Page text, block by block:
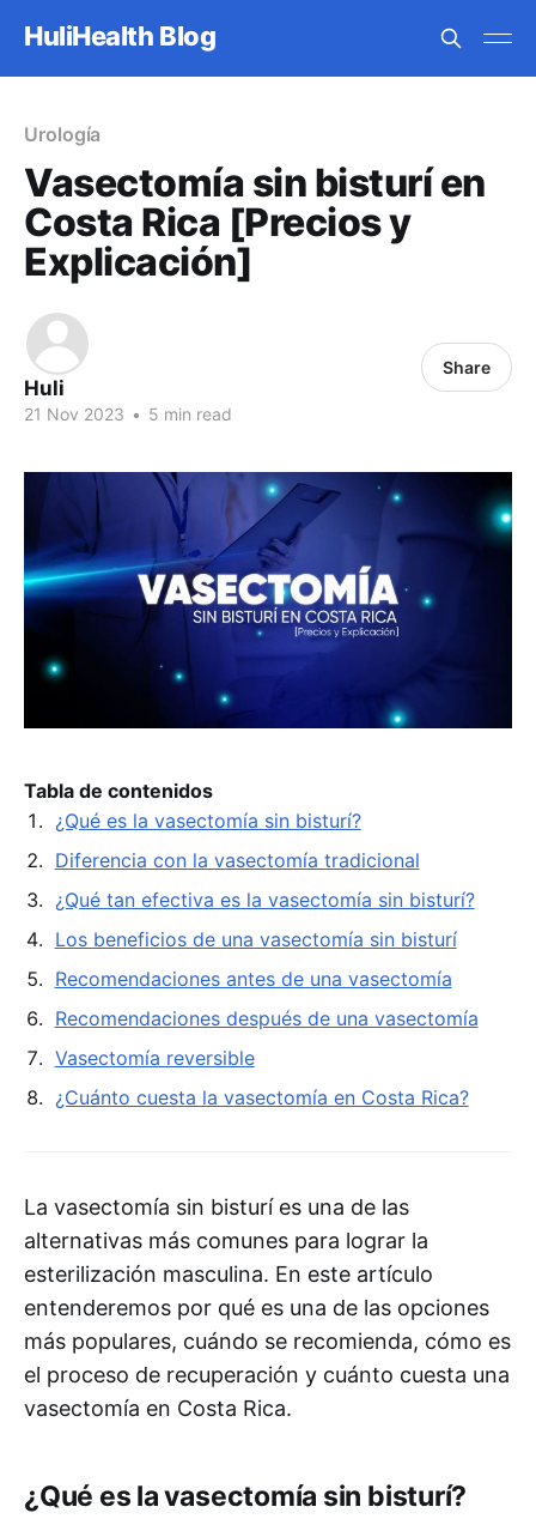
HuliHealth Blog
Urología
Vasectomía sin bisturí en
Costa Rica [Precios y
Explicación]
Huli
21 Nov 2023 • 5 min read
Share
Tabla de contenidos
¿Qué es la vasectomía sin bisturí?
Diferencia con la vasectomía tradicional
¿Qué tan efectiva es la vasectomía sin bisturí?
Los beneficios de una vasectomía sin bisturí
Recomendaciones antes de una vasectomía
Recomendaciones después de una vasectomía
Vasectomía reversible
¿Cuánto cuesta la vasectomía en Costa Rica?
La vasectomía sin bisturí es una de las
alternativas más comunes para lograr la
esterilización masculina. En este artículo
entenderemos por qué es una de las opciones
más populares, cuándo se recomienda, cómo es
el proceso de recuperación y cuánto cuesta una
vasectomía en Costa Rica.
¿Qué es la vasectomía sin bisturí?